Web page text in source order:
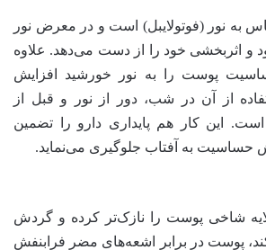
به نور (فوتولایبل) است و در معرض نور
و اثربخشی خود را از دست می‌دهد. علاوه
پوست را به نور خورشید افزایش
از آن در شب، دور از نور و قبل از
این کار هم پایداری دارو را تضمین
حساسیت به آفتاب جلوگیری می‌نماید.
لایه شاخی پوست را نازک‌تر کرده و گردش
پوست در برابر اشعه‌های مضر فرابنفش